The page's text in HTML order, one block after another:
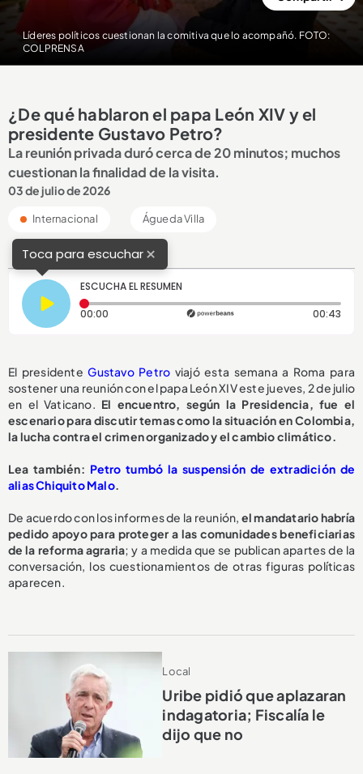
Líderes políticos cuestionan la comitiva que lo acompañó. FOTO:
COLPRENSA
¿De qué hablaron el papa León XIV y el
presidente Gustavo Petro?
La reunión privada duró cerca de 20 minutos; muchos
cuestionan la finalidad de la visita.
03 de julio de 2026
Internacional Águeda Villa
Toca para escuchar×
ESCUCHA EL RESUMEN
00:00 Tiempo transcurrido: 0 segundos 00:43
El presidenteGustavo Petro viajó esta semana a Roma para
sostener una reunión con el papa León XIV este jueves, 2 de julio
en el Vaticano. El encuentro, según la Presidencia, fue el
escenario para discutir temas como la situación en Colombia,
la lucha contra el crimen organizado y el cambio climático.
Lea también: Petro tumbó la suspensión de extradición de
alias Chiquito Malo.
De acuerdo con los informes de la reunión, el mandatario habría
pedido apoyo para proteger a las comunidades beneficiarias
de la reforma agraria; y a medida que se publican apartes de la
conversación, los cuestionamientos de otras figuras políticas
aparecen.
Local
Uribe pidió que aplazaran
indagatoria; Fiscalía le
dijo que no